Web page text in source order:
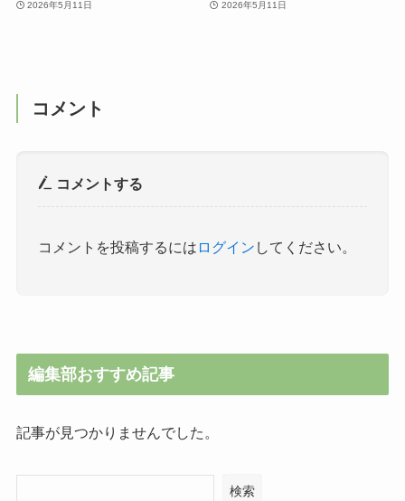
2026年5月11日 2026年5月11日
コメント
コメントする
コメントを投稿するには ログイン してください。
編集部おすすめ記事
記事が見つかりませんでした。
検索